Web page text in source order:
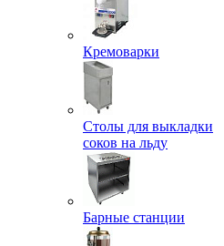
Кремоварки
Столы для выкладки
соков на льду
Барные станции